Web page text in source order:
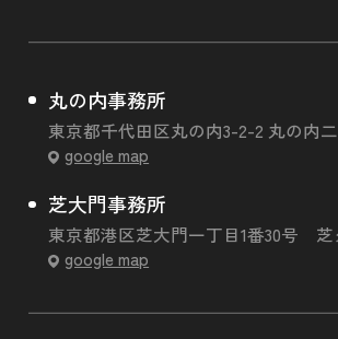
丸の内事務所
東京都千代田区丸の内3-2-2 丸の内
google map
芝大門事務所
東京都港区芝大門一丁目1番30号 芝
google map